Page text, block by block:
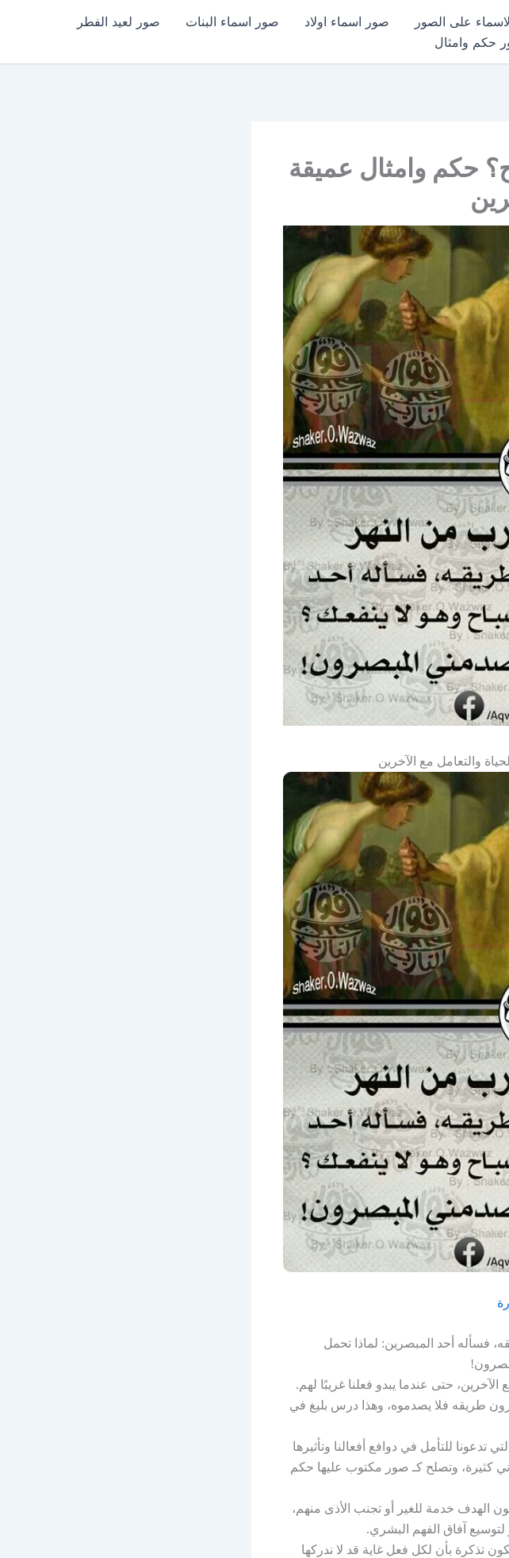
على الصور صور اسماء اولاد صور اسماء البنات
صور لعيد الفطر
حكم وامثال
حكم وامثال عميقة
والتعامل مع الآخرين
فسأله أحد المبصرين: لماذا تحمل
حتى عندما يبدو فعلنا غريبًا لهم.
طريقه فلا يصدموه، وهذا درس بليغ في
للتأمل في دوافع أفعالنا وتأثيرها
كثيرة، وتصلح كـ صور مكتوب عليها حكم
الهدف خدمة للغير أو تجنب الأذى منهم،
آفاق الفهم البشري.
تذكرة بأن لكل فعل غاية قد لا ندركها